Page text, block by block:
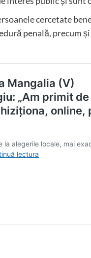
cercetate
penală, precum